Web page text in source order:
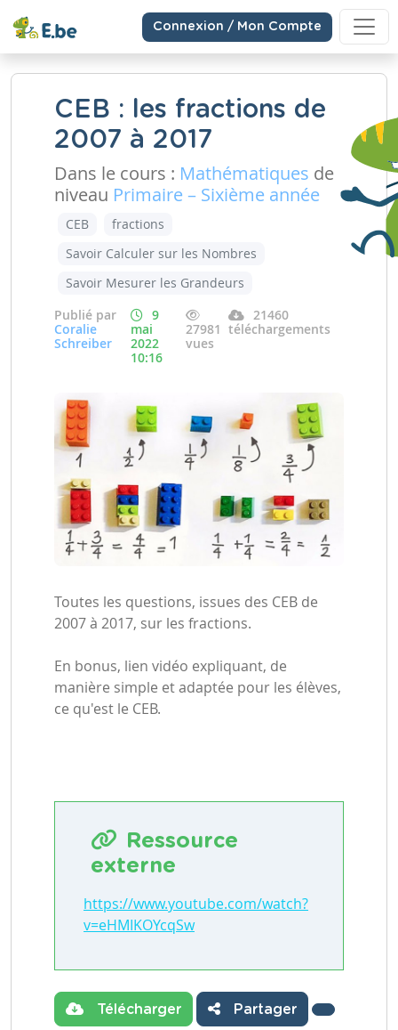
Connexion / Mon Compte
CEB : les fractions de
2007 à 2017
Dans le cours : Mathématiques de
niveau Primaire – Sixième année
CEB
fractions
Savoir Calculer sur les Nombres
Savoir Mesurer les Grandeurs
Publié par
Coralie
Schreiber
9
mai
2022
10:16
27981
vues
21460
téléchargements
Toutes les questions, issues des CEB de
2007 à 2017, sur les fractions.
En bonus, lien vidéo expliquant, de
manière simple et adaptée pour les élèves,
ce qu'est le CEB.
Ressource
externe
https://www.youtube.com/watch?
v=eHMIKOYcqSw
Télécharger Partager